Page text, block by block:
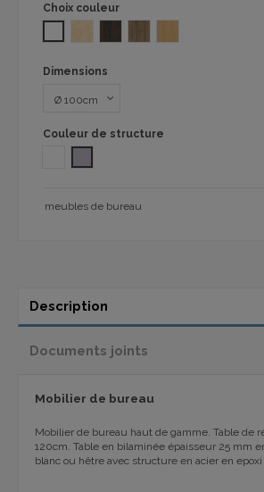
Choix couleur
Dimensions
Couleur de structure
meubles de bureau
Description
Documents joints
Mobilier de bureau
Mobilier de bureau haut de gamme. Table de
120cm. Table en bilaminée épaisseur 25 mm
blanc ou hêtre avec structure en acier en epoxi